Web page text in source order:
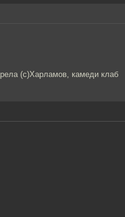
(с)Харламов, камеди клаб